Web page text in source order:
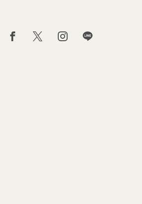
レンチスリーブTシ